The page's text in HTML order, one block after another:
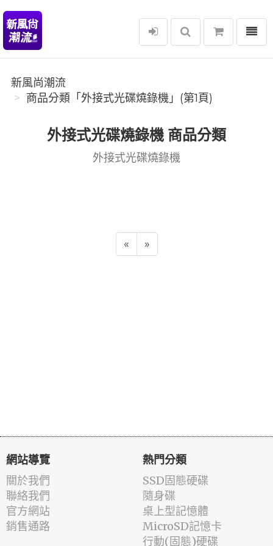
新風尚潮流
選單
新風尚潮流
商品分類「外接式光碟燒錄機」(第1頁)
外接式光碟燒錄機 商品分類
外接式光碟燒錄機
« »
網站導覽
關於我們
聯絡我們
官方網站
銷售通路
熱門分類
SSD固態硬碟
隨身碟
桌上型記憶體
MicroSD記憶卡
行動(固態)硬碟